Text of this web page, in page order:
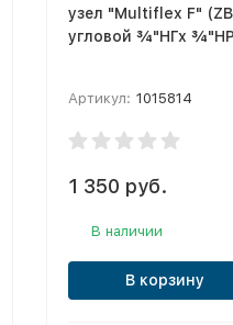
узел "Multiflex F"
угловой ¾"НГх ¾"НР
Артикул: 1015814
1 350 руб.
В наличии
В корзину